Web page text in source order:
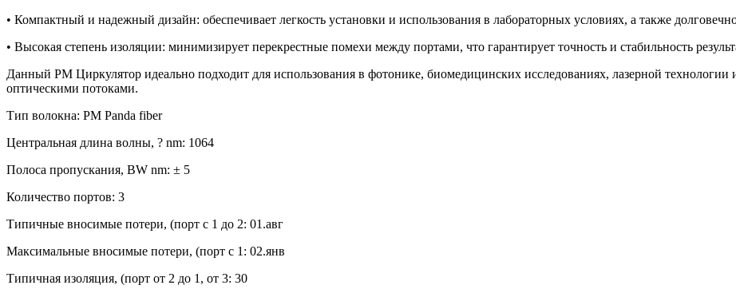
• Компактный и надежный дизайн: обеспечивает легкость установки и использования в лабораторных условиях, а также
• Высокая степень изоляции: минимизирует перекрестные помехи между портами, что гарантирует точность и стабильность
Данный PM Циркулятор идеально подходит для использования в фотонике, биомедицинских исследованиях, лазерной технологии
оптическими потоками.
Тип волокна: PM Panda fiber
Центральная длина волны, ? nm: 1064
Полоса пропускания, BW nm: ± 5
Количество портов: 3
Типичные вносимые потери, (порт с 1 до 2: 01.авг
Максимальные вносимые потери, (порт с 1: 02.янв
Типичная изоляция, (порт от 2 до 1, от 3: 30